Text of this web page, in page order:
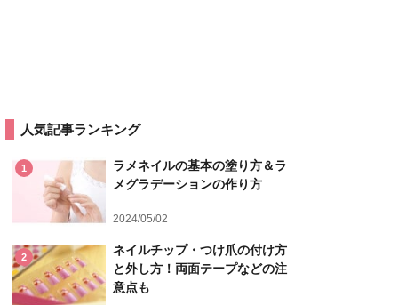
人気記事ランキング
1
ラメネイルの基本の塗り方＆ラ
メグラデーションの作り方
2024/05/02
2
ネイルチップ・つけ爪の付け方
と外し方！両面テープなどの注
意点も